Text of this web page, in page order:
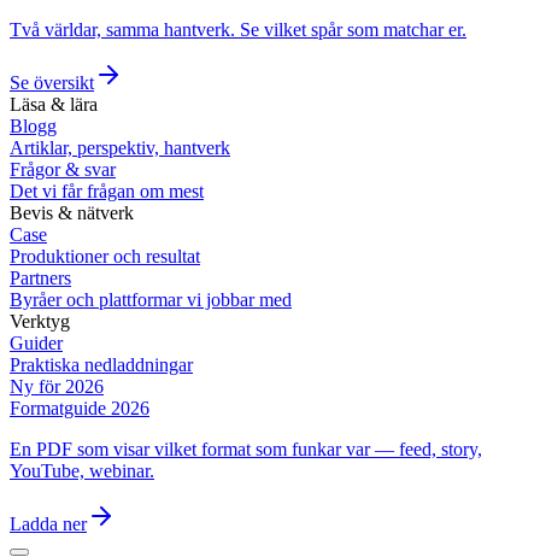
Två världar, samma hantverk. Se vilket spår som matchar er.
Se översikt
Läsa & lära
Blogg
Artiklar, perspektiv, hantverk
Frågor & svar
Det vi får frågan om mest
Bevis & nätverk
Case
Produktioner och resultat
Partners
Byråer och plattformar vi jobbar med
Verktyg
Guider
Praktiska nedladdningar
Ny för 2026
Formatguide 2026
En PDF som visar vilket format som funkar var — feed, story,
YouTube, webinar.
Ladda ner